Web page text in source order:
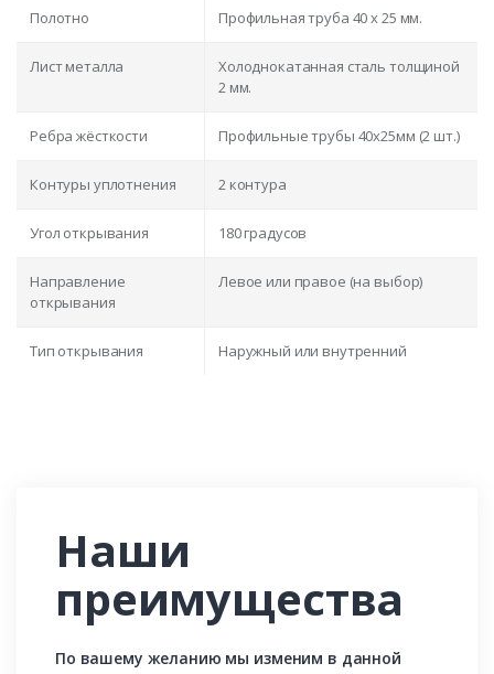
Полотно Профильная труба 40 х 25 мм.
Лист металла
Холоднокатанная сталь толщиной
2 мм.
Ребра жёсткости Профильные трубы 40х25мм (2 шт.)
Контуры уплотнения 2 контура
Угол открывания 180 градусов
Направление
открывания
Левое или правое (на выбор)
Тип открывания Наружный или внутренний
Наши
преимущества
По вашему желанию мы изменим в данной